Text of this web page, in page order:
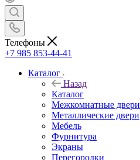
Телефоны
+7 985 853-44-41
Каталог
Назад
Каталог
Межкомнатные двери
Металлические двери
Мебель
Фурнитура
Экраны
Перегородки